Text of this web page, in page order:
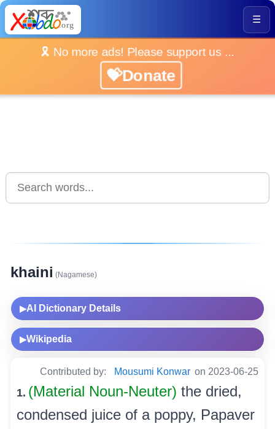
☰
🎗️ No more ads! Please support us ...
💝Donate
khaini (Nagamese)
▶AI Dictionary Details
▶Wikipedia
Contributed by: Mousumi Konwar on 2023-06-25
1. (Material Noun-Neuter) the dried,
condensed juice of a poppy, Papaver